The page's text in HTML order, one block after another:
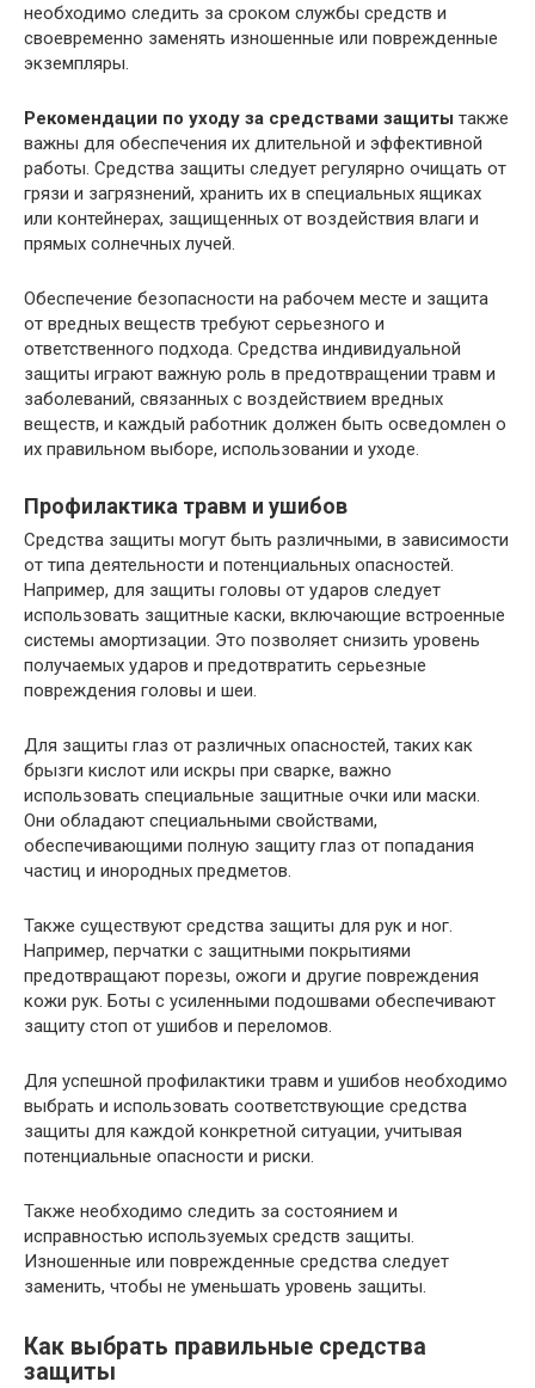
необходимо следить за сроком службы средств и
своевременно заменять изношенные или поврежденные
экземпляры.
Рекомендации по уходу за средствами защиты также
важны для обеспечения их длительной и эффективной
работы. Средства защиты следует регулярно очищать от
грязи и загрязнений, хранить их в специальных ящиках
или контейнерах, защищенных от воздействия влаги и
прямых солнечных лучей.
Обеспечение безопасности на рабочем месте и защита
от вредных веществ требуют серьезного и
ответственного подхода. Средства индивидуальной
защиты играют важную роль в предотвращении травм и
заболеваний, связанных с воздействием вредных
веществ, и каждый работник должен быть осведомлен о
их правильном выборе, использовании и уходе.
Профилактика травм и ушибов
Средства защиты могут быть различными, в зависимости
от типа деятельности и потенциальных опасностей.
Например, для защиты головы от ударов следует
использовать защитные каски, включающие встроенные
системы амортизации. Это позволяет снизить уровень
получаемых ударов и предотвратить серьезные
повреждения головы и шеи.
Для защиты глаз от различных опасностей, таких как
брызги кислот или искры при сварке, важно
использовать специальные защитные очки или маски.
Они обладают специальными свойствами,
обеспечивающими полную защиту глаз от попадания
частиц и инородных предметов.
Также существуют средства защиты для рук и ног.
Например, перчатки с защитными покрытиями
предотвращают порезы, ожоги и другие повреждения
кожи рук. Боты с усиленными подошвами обеспечивают
защиту стоп от ушибов и переломов.
Для успешной профилактики травм и ушибов необходимо
выбрать и использовать соответствующие средства
защиты для каждой конкретной ситуации, учитывая
потенциальные опасности и риски.
Также необходимо следить за состоянием и
исправностью используемых средств защиты.
Изношенные или поврежденные средства следует
заменить, чтобы не уменьшать уровень защиты.
Как выбрать правильные средства
защиты